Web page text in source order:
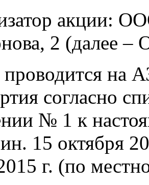
акции:
2 (далее –
на
согласно
№ 1 к
15 октября
г. (по